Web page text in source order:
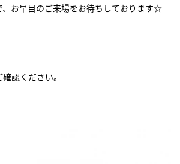
お早目のご来場をお待ちしております☆
認ください。